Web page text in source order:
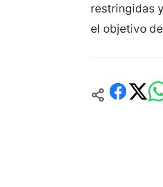
restringidas
el objetivo